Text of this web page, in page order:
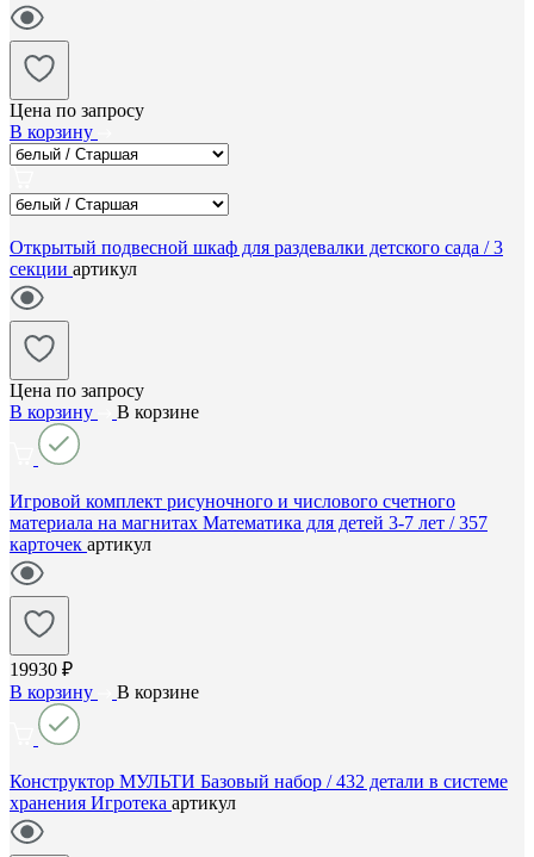
Цена по запросу
В корзину
Открытый подвесной шкаф для раздевалки детского сада / 3
секции артикул
Цена по запросу
В корзину
В корзине
Игровой комплект рисуночного и числового счетного
материала на магнитах Математика для детей 3-7 лет / 357
карточек артикул
19930 ₽
В корзину
В корзине
Конструктор МУЛЬТИ Базовый набор / 432 детали в системе
хранения Игротека артикул